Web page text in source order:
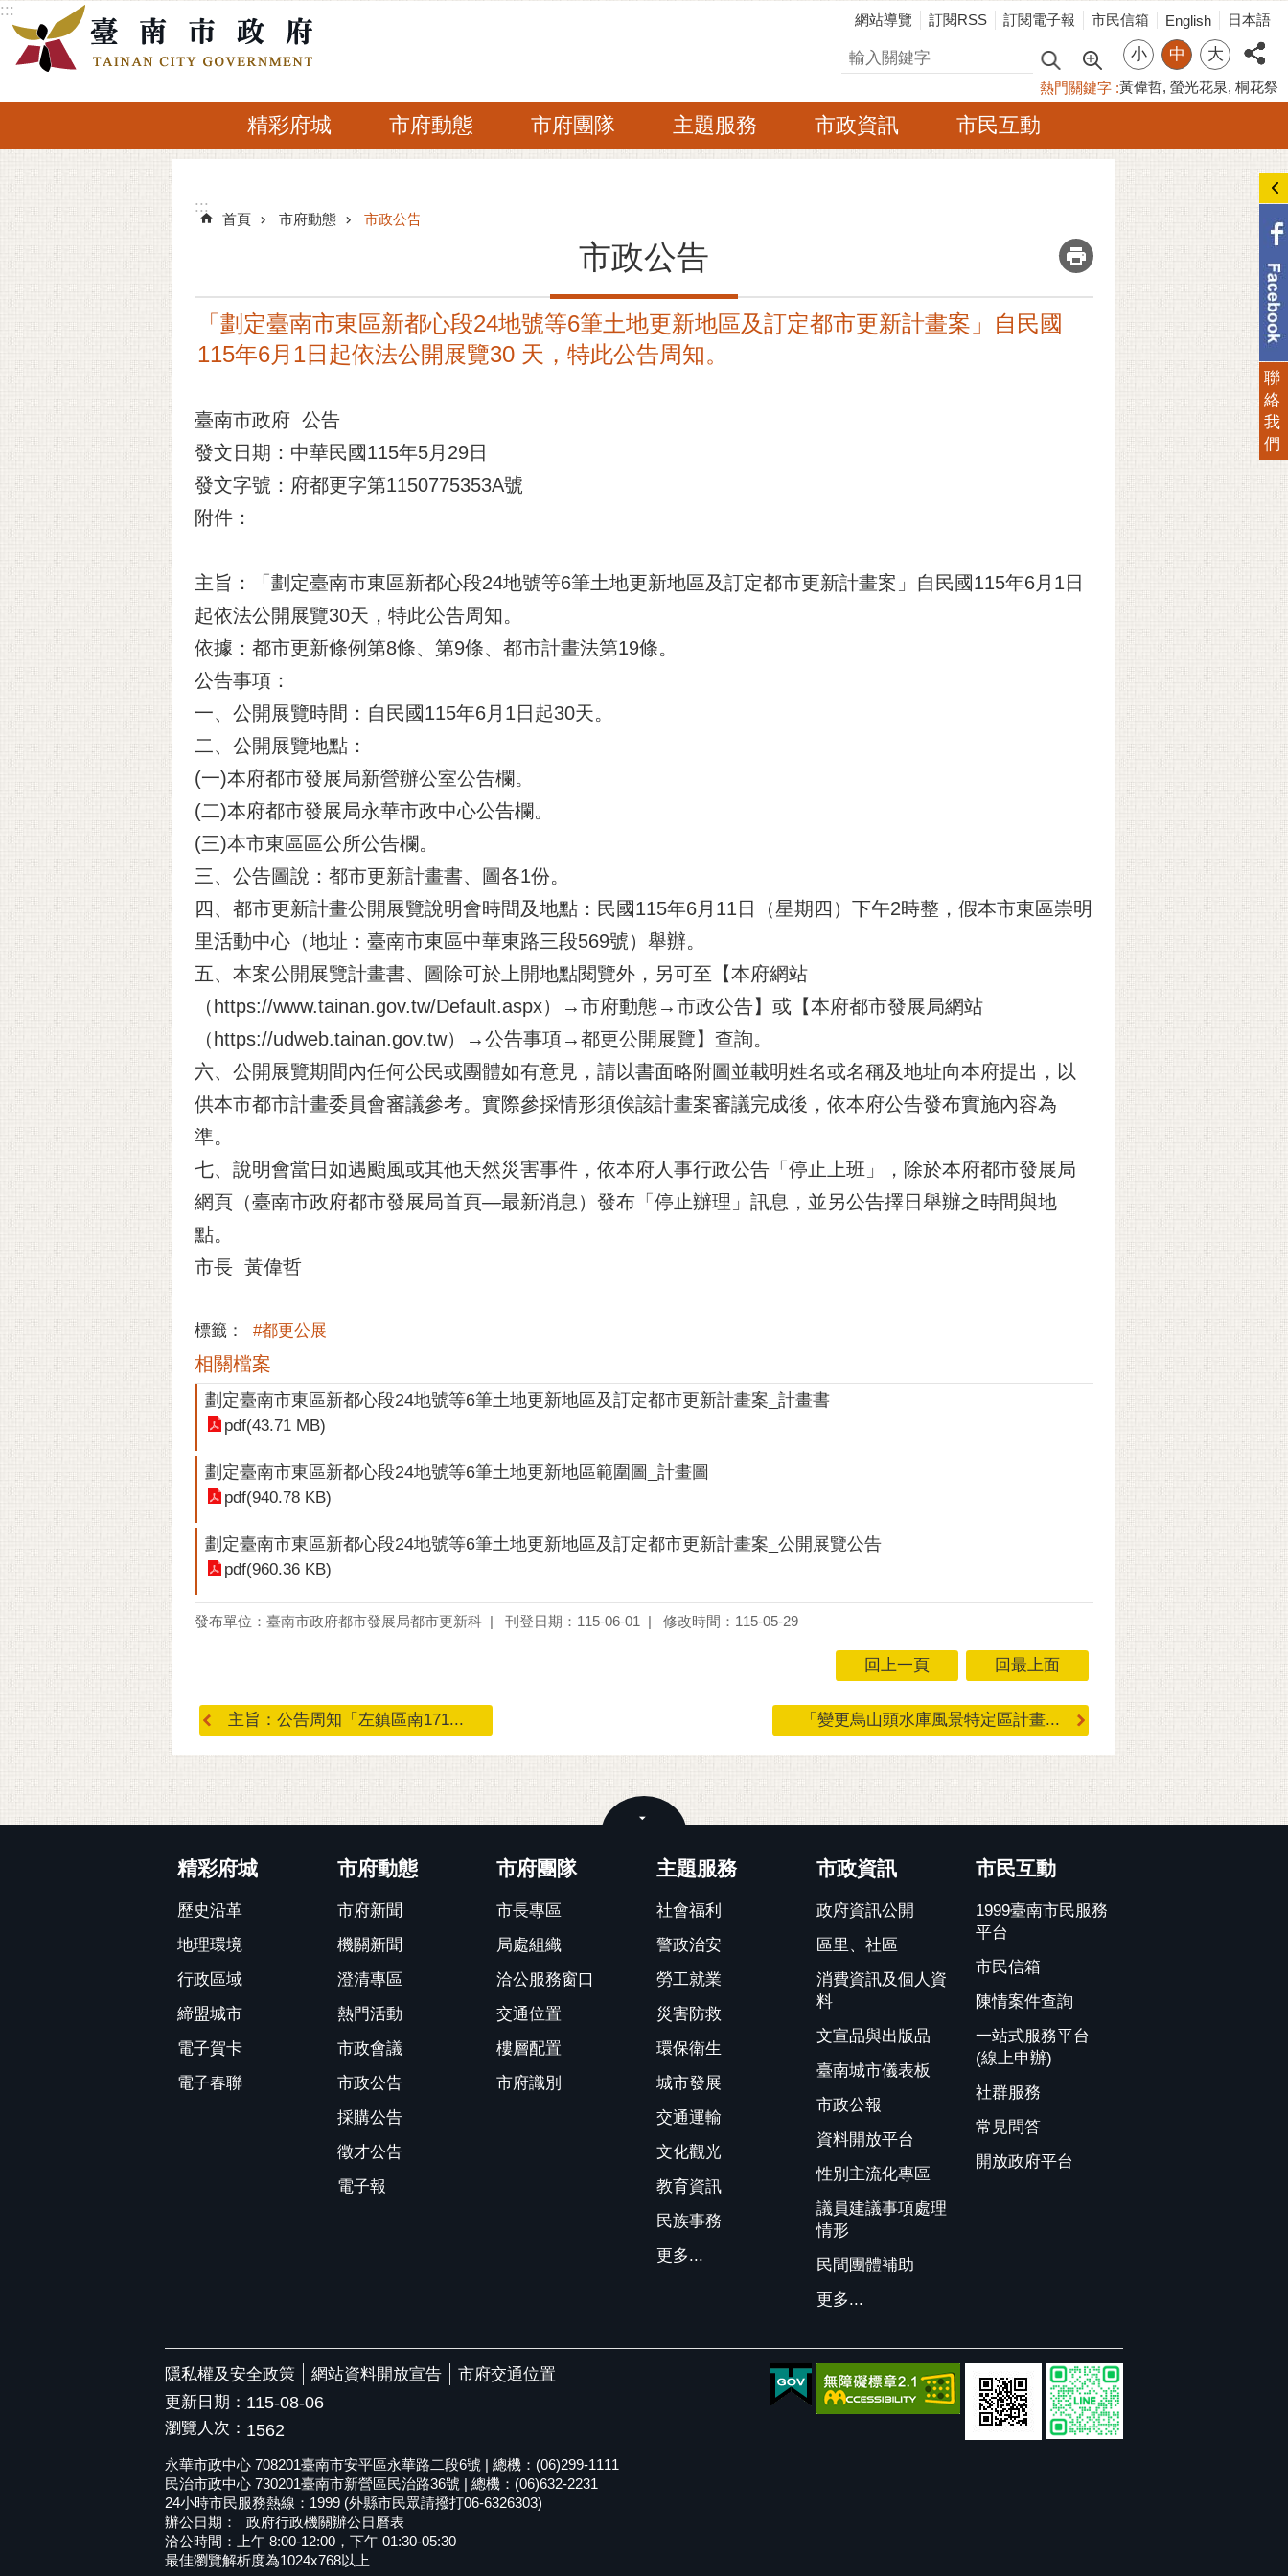
跳到主要內容區塊
:::
網站導覽 訂閱RSS 訂閱電子報 市民信箱 English 日本語
搜尋 小 中 大
熱門關鍵字 黃偉哲 螢光花泉 桐花祭
精彩府城 市府動態 市府團隊 主題服務 市政資訊 市民互動
:::
:::
首頁 市府動態 市政公告
市政公告 _
「劃定臺南市東區新都心段24地號等6筆土地更新地區及訂定都市更新計畫案」自民國
115年6月1日起依法公開展覽30 天，特此公告周知。
臺南市政府 公告
發文日期：中華民國115年5月29日
發文字號：府都更字第1150775353A號
附件：
主旨：「劃定臺南市東區新都心段24地號等6筆土地更新地區及訂定都市更新計畫案」自民國115年6月1日
起依法公開展覽30天，特此公告周知。
依據：都市更新條例第8條、第9條、都市計畫法第19條。
公告事項：
一、公開展覽時間：自民國115年6月1日起30天。
二、公開展覽地點：
(一)本府都市發展局新營辦公室公告欄。
(二)本府都市發展局永華市政中心公告欄。
(三)本市東區區公所公告欄。
三、公告圖說：都市更新計畫書、圖各1份。
四、都市更新計畫公開展覽說明會時間及地點：民國115年6月11日（星期四）下午2時整，假本市東區崇明
里活動中心（地址：臺南市東區中華東路三段569號）舉辦。
五、本案公開展覽計畫書、圖除可於上開地點閱覽外，另可至【本府網站
（https://www.tainan.gov.tw/Default.aspx）→市府動態→市政公告】或【本府都市發展局網站
（https://udweb.tainan.gov.tw）→公告事項→都更公開展覽】查詢。
六、公開展覽期間內任何公民或團體如有意見，請以書面略附圖並載明姓名或名稱及地址向本府提出，以
供本市都市計畫委員會審議參考。實際參採情形須俟該計畫案審議完成後，依本府公告發布實施內容為
準。
七、說明會當日如遇颱風或其他天然災害事件，依本府人事行政公告「停止上班」，除於本府都市發展局
網頁（臺南市政府都市發展局首頁—最新消息）發布「停止辦理」訊息，並另公告擇日舉辦之時間與地
點。
市長 黃偉哲
標籤： #都更公展
相關檔案
劃定臺南市東區新都心段24地號等6筆土地更新地區及訂定都市更新計畫案_計畫書
pdf(43.71 MB)
劃定臺南市東區新都心段24地號等6筆土地更新地區範圍圖_計畫圖
pdf(940.78 KB)
劃定臺南市東區新都心段24地號等6筆土地更新地區及訂定都市更新計畫案_公開展覽公告
pdf(960.36 KB)
發布單位：臺南市政府都市發展局都市更新科 刊登日期：115-06-01 修改時間：115-05-29
回上一頁 回最上面
主旨：公告周知「左鎮區南171... 「變更烏山頭水庫風景特定區計畫...
精彩府城
歷史沿革
地理環境
行政區域
締盟城市
電子賀卡
電子春聯
市府動態
市府新聞
機關新聞
澄清專區
熱門活動
市政會議
市政公告
採購公告
徵才公告
電子報
市府團隊
市長專區
局處組織
洽公服務窗口
交通位置
樓層配置
市府識別
主題服務
社會福利
警政治安
勞工就業
災害防救
環保衛生
城市發展
交通運輸
文化觀光
教育資訊
民族事務
更多...
市政資訊
政府資訊公開
區里、社區
消費資訊及個人資
料
文宣品與出版品
臺南城市儀表板
市政公報
資料開放平台
性別主流化專區
議員建議事項處理
情形
民間團體補助
更多...
市民互動
1999臺南市民服務
平台
市民信箱
陳情案件查詢
一站式服務平台
(線上申辦)
社群服務
常見問答
開放政府平台
隱私權及安全政策 網站資料開放宣告
市府交通位置
更新日期： 115-08-06
瀏覽人次： 1562
永華市政中心 708201臺南市安平區永華路二段6號 | 總機：(06)299-1111
民治市政中心 730201臺南市新營區民治路36號 | 總機：(06)632-2231
24小時市民服務熱線：1999 (外縣市民眾請撥打06-6326303)
辦公日期：
政府行政機關辦公日曆表
洽公時間：上午 8:00-12:00，下午 01:30-05:30
最佳瀏覽解析度為1024x768以上
聯
絡
我
們